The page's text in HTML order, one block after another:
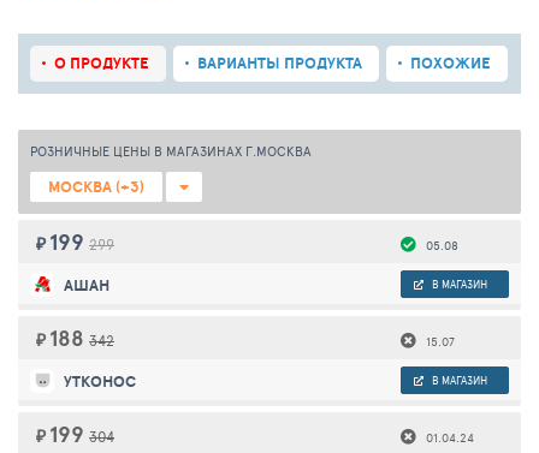
О ПРОДУКТЕ ВАРИАНТЫ ПРОДУКТА ПОХОЖИЕ
РОЗНИЧНЫЕ ЦЕНЫ В МАГАЗИНАХ Г.МОСКВА
МОСКВА (+3)
₽ 199 299 05.08
АШАН В МАГАЗИН
₽ 188 342 15.07
УТКОНОС В МАГАЗИН
₽ 199 304 01.04.24